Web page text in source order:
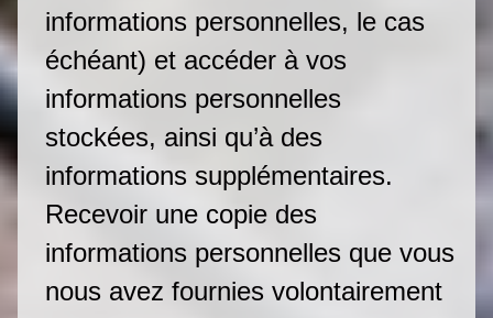
informations personnelles, le cas
échéant) et accéder à vos
informations personnelles
stockées, ainsi qu’à des
informations supplémentaires.
Recevoir une copie des
informations personnelles que vous
nous avez fournies volontairement